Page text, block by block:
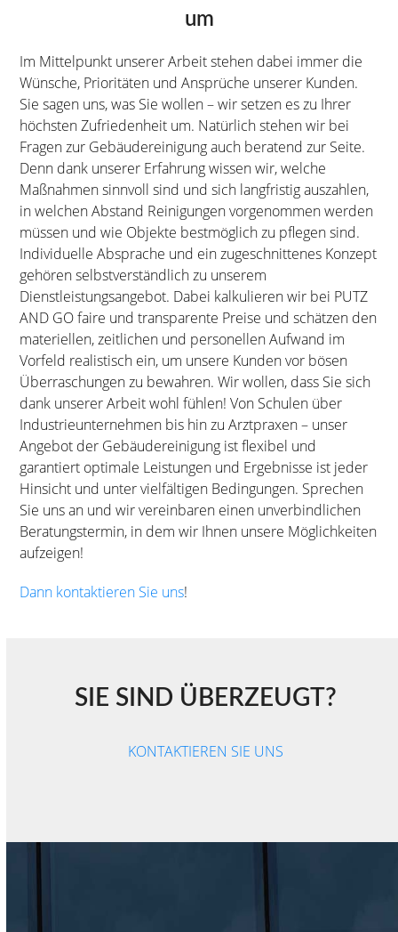
um
Im Mittelpunkt unserer Arbeit stehen dabei immer die
Wünsche, Prioritäten und Ansprüche unserer Kunden.
Sie sagen uns, was Sie wollen – wir setzen es zu Ihrer
höchsten Zufriedenheit um. Natürlich stehen wir bei
Fragen zur Gebäudereinigung auch beratend zur Seite.
Denn dank unserer Erfahrung wissen wir, welche
Maßnahmen sinnvoll sind und sich langfristig auszahlen,
in welchen Abstand Reinigungen vorgenommen werden
müssen und wie Objekte bestmöglich zu pflegen sind.
Individuelle Absprache und ein zugeschnittenes Konzept
gehören selbstverständlich zu unserem
Dienstleistungsangebot. Dabei kalkulieren wir bei PUTZ
AND GO faire und transparente Preise und schätzen den
materiellen, zeitlichen und personellen Aufwand im
Vorfeld realistisch ein, um unsere Kunden vor bösen
Überraschungen zu bewahren. Wir wollen, dass Sie sich
dank unserer Arbeit wohl fühlen! Von Schulen über
Industrieunternehmen bis hin zu Arztpraxen – unser
Angebot der Gebäudereinigung ist flexibel und
garantiert optimale Leistungen und Ergebnisse ist jeder
Hinsicht und unter vielfältigen Bedingungen. Sprechen
Sie uns an und wir vereinbaren einen unverbindlichen
Beratungstermin, in dem wir Ihnen unsere Möglichkeiten
aufzeigen!
Dann kontaktieren Sie uns!
SIE SIND ÜBERZEUGT?
KONTAKTIEREN SIE UNS